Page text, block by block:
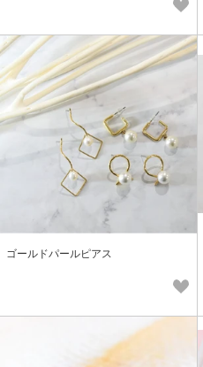
ゴールドパールピアス